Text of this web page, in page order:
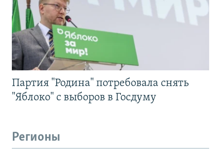
Партия "Родина" потребовала снять
"Яблоко" с выборов в Госдуму
Регионы